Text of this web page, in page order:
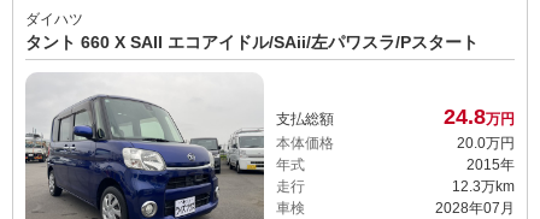
ダイハツ
タント 660 X SAII エコアイドル/SAii/左パワスラ/Pスタート
支払総額 24.8万円
本体価格
20.0万円
年式
2015年
走行
12.3万km
車検
2028年07月